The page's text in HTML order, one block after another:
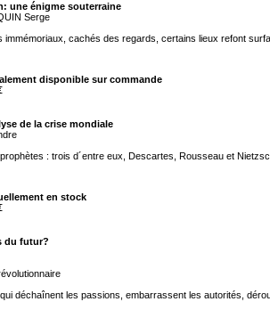
une énigme souterraine
Serge
immémoriaux, cachés des regards, certains lieux refont
disponible sur commande
de la crise mondiale
: trois d´entre eux, Descartes, Rousseau et
en stock
du futur?
déchaînent les passions, embarrassent les autorités,